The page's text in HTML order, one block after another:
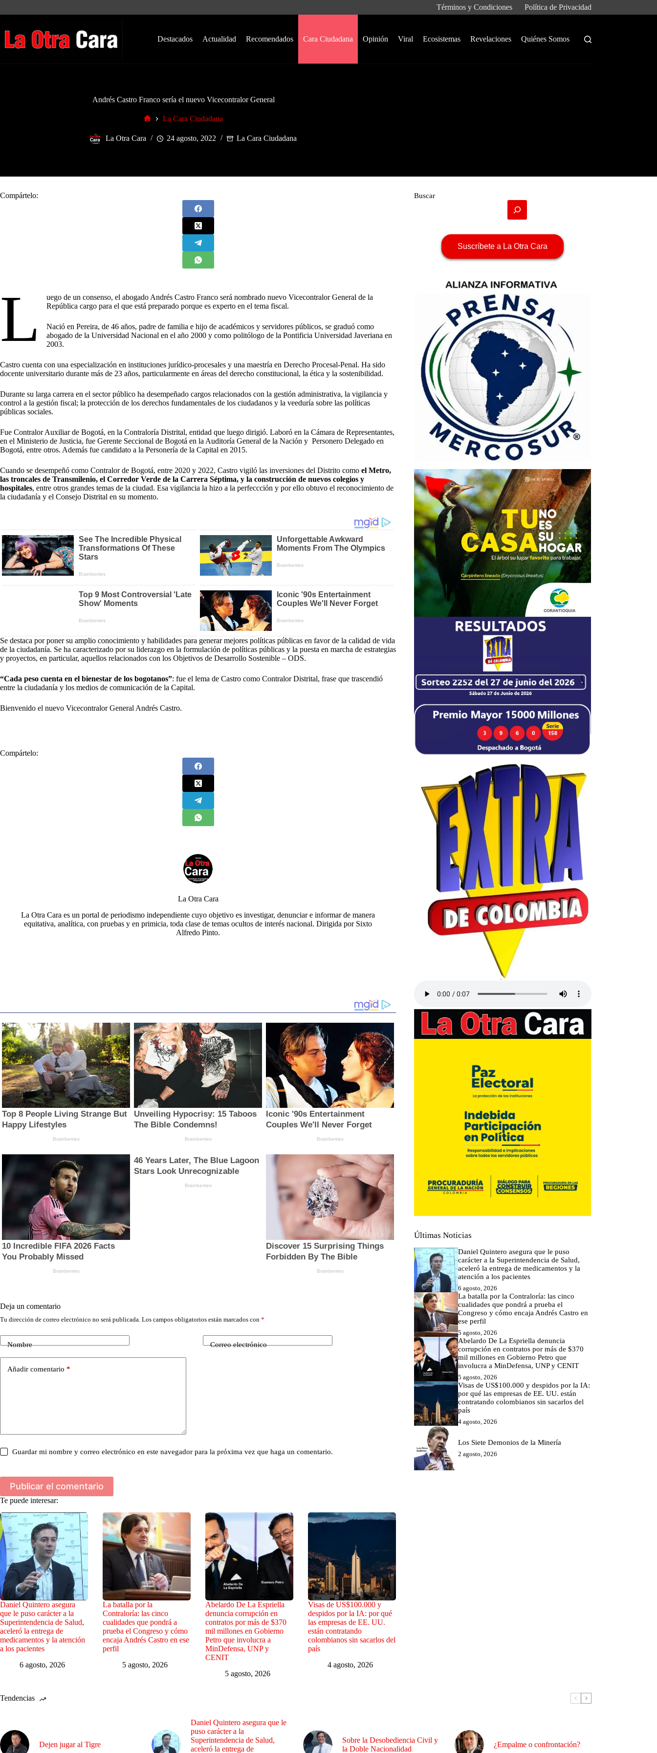
Términos y Condiciones Política de Privacidad
Destacados Actualidad Recomendados Cara Ciudadana Opinión Viral Ecosistemas Revelaciones Quiénes Somos
Andrés Castro Franco sería el nuevo Vicecontralor General
La Cara Ciudadana
La Otra Cara 24 agosto, 2022 La Cara Ciudadana
Compártelo:
L
uego de un consenso, el abogado Andrés Castro Franco será nombrado nuevo Vicecontralor General de la
República cargo para el que está preparado porque es experto en el tema fiscal.
Nació en Pereira, de 46 años, padre de familia e hijo de académicos y servidores públicos, se graduó como
abogado de la Universidad Nacional en el año 2000 y como politólogo de la Pontificia Universidad Javeriana en
2003.
Castro cuenta con una especialización en instituciones jurídico-procesales y una maestría en Derecho Procesal-Penal. Ha sido
docente universitario durante más de 23 años, particularmente en áreas del derecho constitucional, la ética y la sostenibilidad.
Durante su larga carrera en el sector público ha desempeñado cargos relacionados con la gestión administrativa, la vigilancia y
control a la gestión fiscal; la protección de los derechos fundamentales de los ciudadanos y la veeduría sobre las políticas
públicas sociales.
Fue Contralor Auxiliar de Bogotá, en la Contraloría Distrital, entidad que luego dirigió. Laboró en la Cámara de Representantes,
en el Ministerio de Justicia, fue Gerente Seccional de Bogotá en la Auditoría General de la Nación y Personero Delegado en
Bogotá, entre otros. Además fue candidato a la Personería de la Capital en 2015.
Cuando se desempeñó como Contralor de Bogotá, entre 2020 y 2022, Castro vigiló las inversiones del Distrito como el Metro,
las troncales de Transmilenio, el Corredor Verde de la Carrera Séptima, y la construcción de nuevos colegios y
hospitales, entre otros grandes temas de la ciudad. Esa vigilancia la hizo a la perfeccción y por ello obtuvo el reconocimiento de
la ciudadanía y el Consejo Distrital en su momento.
Se destaca por poner su amplio conocimiento y habilidades para generar mejores políticas públicas en favor de la calidad de vida
de la ciudadanía. Se ha caracterizado por su liderazgo en la formulación de políticas públicas y la puesta en marcha de estrategias
y proyectos, en particular, aquellos relacionados con los Objetivos de Desarrollo Sostenible – ODS.
“Cada peso cuenta en el bienestar de los bogotanos”: fue el lema de Castro como Contralor Distrital, frase que trascendió
entre la ciudadanía y los medios de comunicación de la Capital.
Bienvenido el nuevo Vicecontralor General Andrés Castro.
Compártelo:
La Otra Cara
La Otra Cara es un portal de periodismo independiente cuyo objetivo es investigar, denunciar e informar de manera
equitativa, analítica, con pruebas y en primicia, toda clase de temas ocultos de interés nacional. Dirigida por Sixto
Alfredo Pinto.
Deja un comentario
Tu dirección de correo electrónico no será publicada. Los campos obligatorios están marcados con *
Nombre Correo electrónico
Añadir comentario *
Guardar mi nombre y correo electrónico en este navegador para la próxima vez que haga un comentario.
Publicar el comentario
Te puede interesar:
Daniel Quintero asegura
que le puso carácter a la
Superintendencia de Salud,
aceleró la entrega de
medicamentos y la atención
a los pacientes
6 agosto, 2026
La batalla por la
Contraloría: las cinco
cualidades que pondrá a
prueba el Congreso y cómo
encaja Andrés Castro en ese
perfil
5 agosto, 2026
Abelardo De La Espriella
denuncia corrupción en
contratos por más de $370
mil millones en Gobierno
Petro que involucra a
MinDefensa, UNP y
CENIT
5 agosto, 2026
Visas de US$100.000 y
despidos por la IA: por qué
las empresas de EE. UU.
están contratando
colombianos sin sacarlos del
país
4 agosto, 2026
Buscar
Suscríbete a La Otra Cara
Últimas Noticias
Daniel Quintero asegura que le puso
carácter a la Superintendencia de Salud,
aceleró la entrega de medicamentos y la
atención a los pacientes
6 agosto, 2026
La batalla por la Contraloría: las cinco
cualidades que pondrá a prueba el
Congreso y cómo encaja Andrés Castro en
ese perfil
5 agosto, 2026
Abelardo De La Espriella denuncia
corrupción en contratos por más de $370
mil millones en Gobierno Petro que
involucra a MinDefensa, UNP y CENIT
5 agosto, 2026
Visas de US$100.000 y despidos por la IA:
por qué las empresas de EE. UU. están
contratando colombianos sin sacarlos del
país
4 agosto, 2026
Los Siete Demonios de la Minería
2 agosto, 2026
Tendencias
Dejen jugar al Tigre
Daniel Quintero asegura que le
puso carácter a la
Superintendencia de Salud,
aceleró la entrega de
Sobre la Desobediencia Civil y
la Doble Nacionalidad
¿Empalme o confrontación?